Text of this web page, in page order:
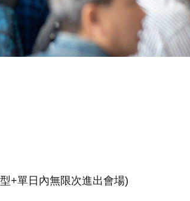
+單日內無限次進出會場)